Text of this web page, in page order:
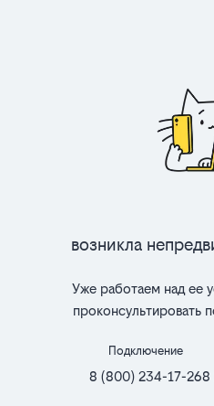
Возникла
Уже работаем над ее
проконсультировать
Подключение
8 (800) 234-17-268